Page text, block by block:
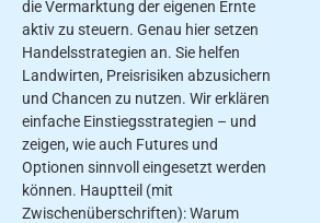
die Vermarktung der eigenen Ernte
aktiv zu steuern. Genau hier setzen
Handelsstrategien an. Sie helfen
Landwirten, Preisrisiken abzusichern
und Chancen zu nutzen. Wir erklären
einfache Einstiegsstrategien – und
zeigen, wie auch Futures und
Optionen sinnvoll eingesetzt werden
können. Hauptteil (mit
Zwischenüberschriften): Warum